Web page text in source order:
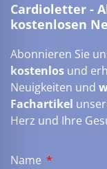
Cardioletter -
kostenlosen
Abonnieren Sie
kostenlos und
Neuigkeiten und
Fachartikel
Herz und Ihre
Name